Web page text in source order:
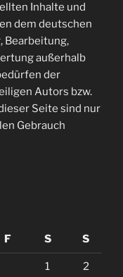
Inhalte und
dem deutschen
Bearbeitung,
außerhalb
der
Autors bzw.
Seite sind nur
Gebrauch
F S S
1 2